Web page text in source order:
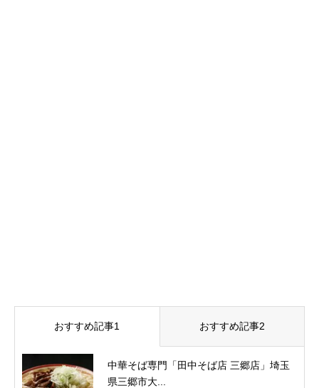
おすすめ記事1 おすすめ記事2
中華そば専門「田中そば店 三郷店」埼玉
県三郷市大...